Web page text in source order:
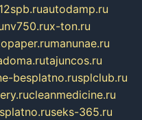
autodamp.ru
nv750.rux-ton.ru
manunae.ru
tajuncos.ru
besplatno.rusplclub.ru
cleanmedicine.ru
seks-365.ru